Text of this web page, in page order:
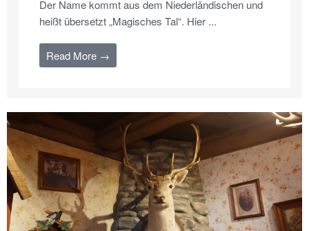
Der Name kommt aus dem Niederländischen und
heißt übersetzt „Magisches Tal“. Hier ...
Read More →